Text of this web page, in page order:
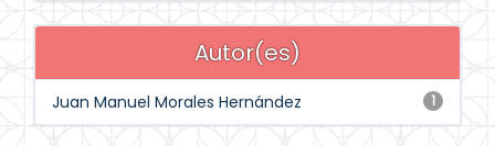
Autor(es)
1
Juan Manuel Morales Hernández